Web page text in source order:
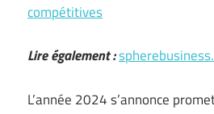
compétitives
Lire également :
L’année 2024 s’annonce